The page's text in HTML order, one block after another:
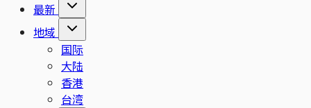
最新
地域
国际
大陆
香港
台湾